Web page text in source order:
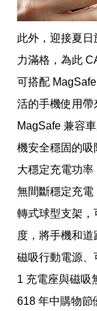
瘦
身
運
動
健
名
人
教
學
身
單
窈
計
畫
優
新
時
此外，迎接夏
力滿格，為此
可搭配
活的手機使用帶
MagSafe 兼容
機安全穩固的吸
大穩定充電功
無間斷穩定充電
轉式球型支架，
度，將手機和
磁吸行動電源、
1 充電座與磁吸
618 年中購物節